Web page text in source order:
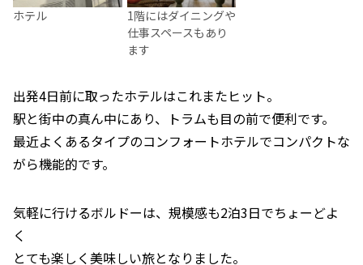
ホテル
1階にはダイニングや
仕事スペースもあり
ます
出発4日前に取ったホテルはこれまたヒット。
駅と街中の真ん中にあり、トラムも目の前で便利です。
最近よくあるタイプのコンフォートホテルでコンパクトな
がら機能的です。
気軽に行けるボルドーは、規模感も2泊3日でちょーどよ
く
とても楽しく美味しい旅となりました。